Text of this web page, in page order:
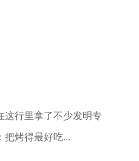
这行里拿了不少发明专
把烤得最好吃...